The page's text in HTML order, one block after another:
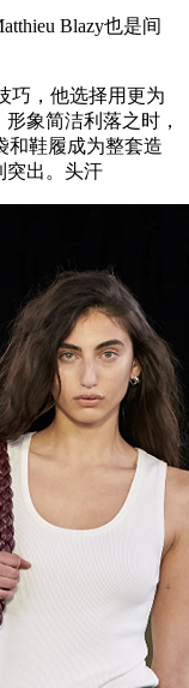
Blazy也是间
，他选择用更为
象简洁利落之时，
和鞋履成为整套造
突出。头汗